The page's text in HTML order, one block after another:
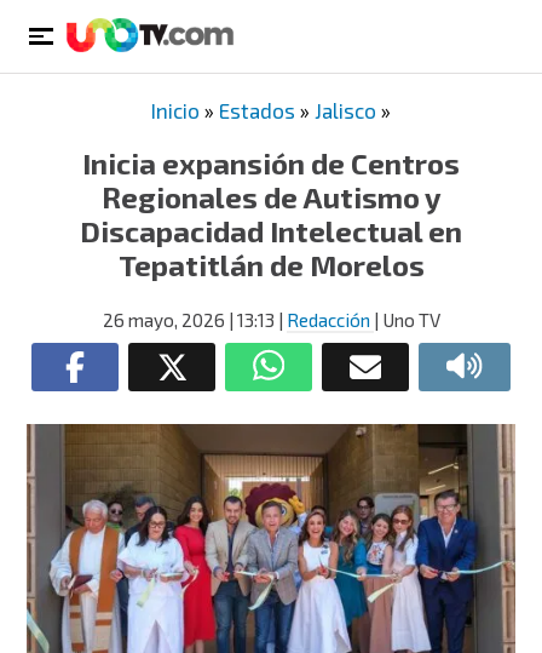
Inicio » Estados » Jalisco »
Inicia expansión de Centros
Regionales de Autismo y
Discapacidad Intelectual en
Tepatitlán de Morelos
26 mayo, 2026 | 13:13 | Redacción | Uno TV